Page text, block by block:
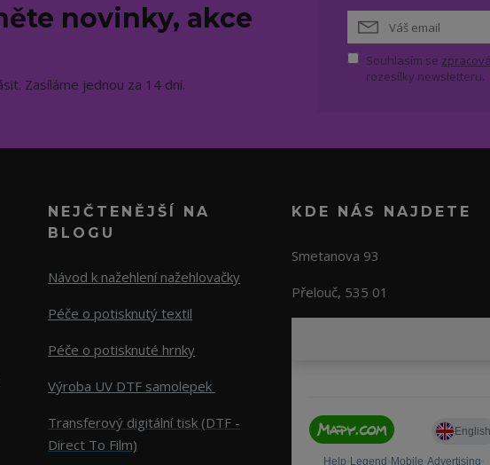
novinky, akce
Zasíláme jednou za 14 dní.
Souhlasím se
rozesílky newsletteru.
NEJČTENĚJŠÍ NA
BLOGU
Návod k nažehlení nažehlovačky
Péče o potisknutý textil
Péče o potisknuté hrnky
Výroba UV DTF samolepek
Transferový digitální tisk (DTF -
Direct To Film)
KDE NÁS NAJDETE
Smetanova 93
Přelouč, 535 01